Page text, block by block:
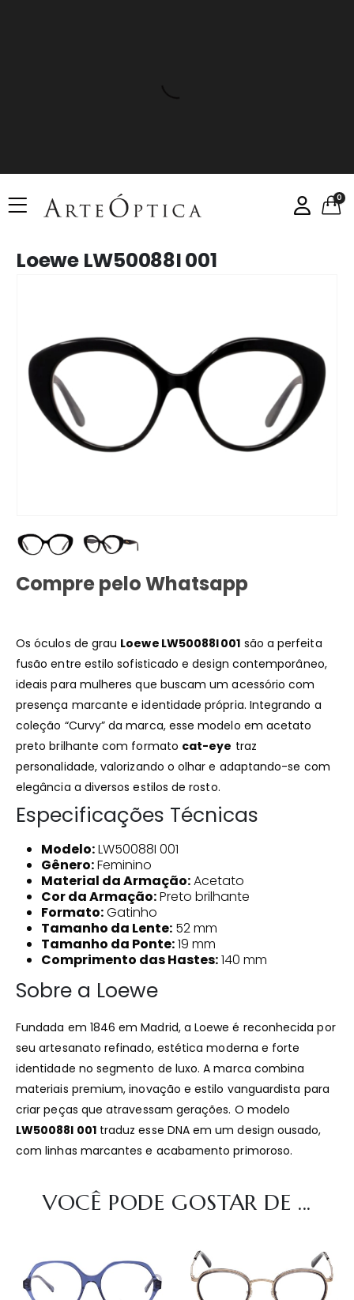
0
Loewe LW50088I 001
Compre pelo Whatsapp
Os óculos de grau Loewe LW50088I 001 são a perfeita
fusão entre estilo sofisticado e design contemporâneo,
ideais para mulheres que buscam um acessório com
presença marcante e identidade própria. Integrando a
coleção “Curvy” da marca, esse modelo em acetato
preto brilhante com formato cat-eye traz
personalidade, valorizando o olhar e adaptando-se com
elegância a diversos estilos de rosto.
Especificações Técnicas
Modelo:LW50088I 001
Gênero:Feminino
Material da Armação:Acetato
Cor da Armação:Preto brilhante
Formato:Gatinho
Tamanho da Lente: 52 mm
Tamanho da Ponte:19 mm
Comprimento das Hastes:140 mm
Sobre a Loewe
Fundada em 1846 em Madrid, a Loewe é reconhecida por
seu artesanato refinado, estética moderna e forte
identidade no segmento de luxo. A marca combina
materiais premium, inovação e estilo vanguardista para
criar peças que atravessam gerações. O modelo
LW50088I 001traduz esse DNA em um design ousado,
com linhas marcantes e acabamento primoroso.
VOCÊ PODE GOSTAR DE ...